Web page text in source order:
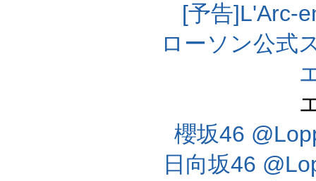
[予告]L'Arc-
ローソン公式
櫻坂46
日向坂46